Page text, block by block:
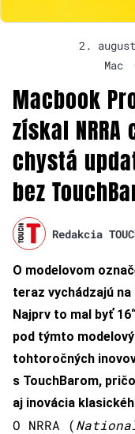
2.
Mac
Macbook
získal
chystá
bez
Redakcia
O modelovom
teraz vychádzajú
Najprv to mal byť
pod týmto
tohtoročných
s TouchBarom,
aj inovácia
O NRRA (